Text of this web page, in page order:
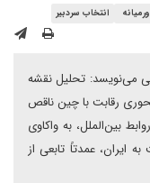
انتخاب سردبیر
می‌نویسد: تحلیل نقشه
رقابت با چین ناقص
بین‌الملل، به واکاوی
ایران، عمدتاً تابعی از